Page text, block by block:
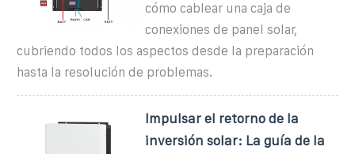
cómo cablear una caja de
conexiones de panel solar,
cubriendo todos los aspectos desde la preparación
hasta la resolución de problemas.
Impulsar el retorno de la
inversión solar: La guía de la